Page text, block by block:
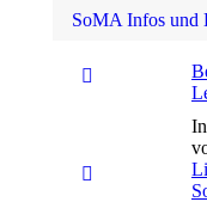
SoMA Infos und